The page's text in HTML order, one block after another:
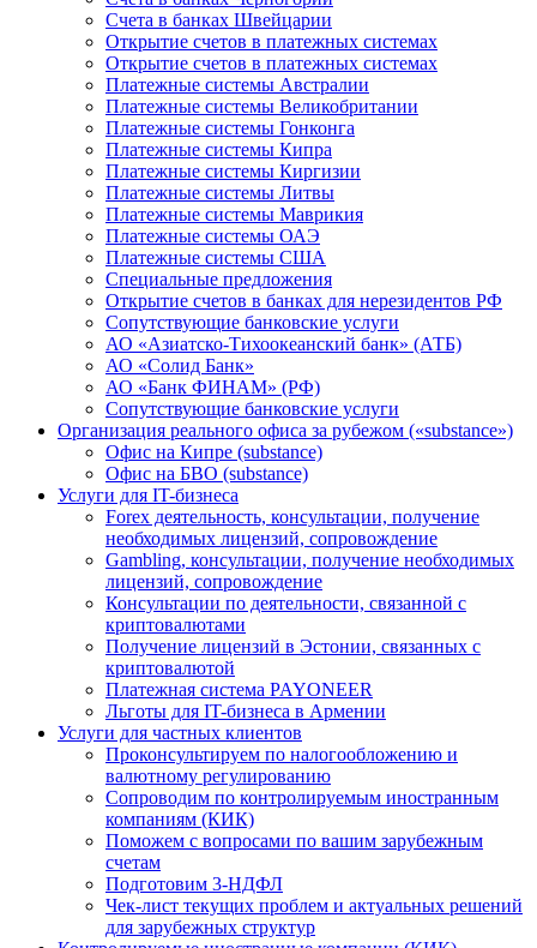
Счета в банках Швейцарии
Открытие счетов в платежных системах
Открытие счетов в платежных системах
Платежные системы Австралии
Платежные системы Великобритании
Платежные системы Гонконга
Платежные системы Кипра
Платежные системы Киргизии
Платежные системы Литвы
Платежные системы Маврикия
Платежные системы ОАЭ
Платежные системы США
Специальные предложения
Открытие счетов в банках для нерезидентов РФ
Сопутствующие банковские услуги
АО «Азиатско-Тихоокеанский банк» (АТБ)
АО «Солид Банк»
АО «Банк ФИНАМ» (РФ)
Сопутствующие банковские услуги
Организация реального офиса за рубежом («substance»)
Офис на Кипре (substance)
Офис на БВО (substance)
Услуги для IT-бизнеса
Forex деятельность, консультации, получение
необходимых лицензий, сопровождение
Gambling, консультации, получение необходимых
лицензий, сопровождение
Консультации по деятельности, связанной с
криптовалютами
Получение лицензий в Эстонии, связанных с
криптовалютой
Платежная система PAYONEER
Льготы для IT-бизнеса в Армении
Услуги для частных клиентов
Проконсультируем по налогообложению и
валютному регулированию
Сопроводим по контролируемым иностранным
компаниям (КИК)
Поможем с вопросами по вашим зарубежным
счетам
Подготовим 3-НДФЛ
Чек-лист текущих проблем и актуальных решений
для зарубежных структур